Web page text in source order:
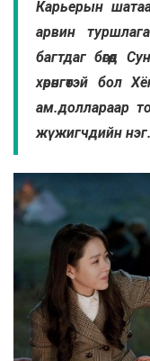
Карьерын
арвин
багтдаг
хөрөнгөтэй
ам.доллараар
жүжигчдийн нэг.